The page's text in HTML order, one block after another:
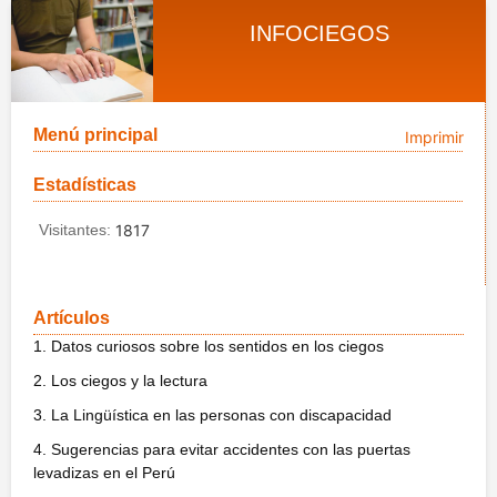
INFOCIEGOS
Imprimir
Menú principal
Estadísticas
Visitantes: 1817
Artículos
1. Datos curiosos sobre los sentidos en los ciegos
2. Los ciegos y la lectura
3. La Lingüística en las personas con discapacidad
4. Sugerencias para evitar accidentes con las puertas
levadizas en el Perú